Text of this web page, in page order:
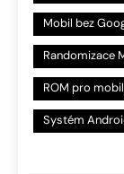
Mobil bez
Randomizace
ROM pro
Systém